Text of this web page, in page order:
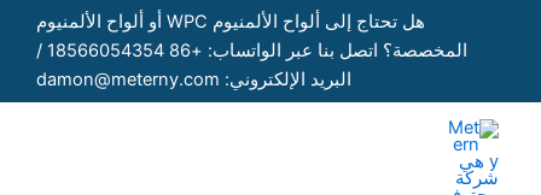
هل تحتاج إلى ألواح الألمنيوم WPC أو ألواح الألمنيوم
المخصصة؟ اتصل بنا عبر الواتساب: +86 18566054354 /
البريد الإلكتروني: damon@meterny.com